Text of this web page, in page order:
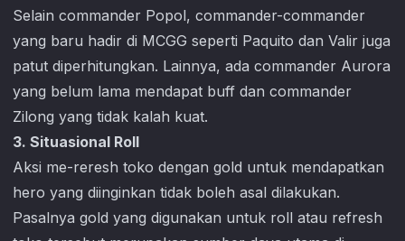
Selain commander Popol, commander-commander
yang baru hadir di MCGG seperti Paquito dan Valir juga
patut diperhitungkan. Lainnya, ada commander Aurora
yang belum lama mendapat buff dan commander
Zilong yang tidak kalah kuat.
3. Situasional Roll
Aksi me-reresh toko dengan gold untuk mendapatkan
hero yang diinginkan tidak boleh asal dilakukan.
Pasalnya gold yang digunakan untuk roll atau refresh